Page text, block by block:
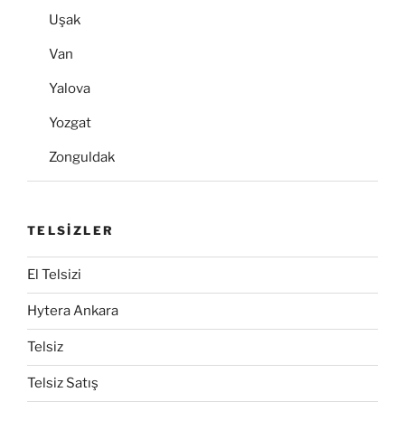
Uşak
Van
Yalova
Yozgat
Zonguldak
TELSİZLER
El Telsizi
Hytera Ankara
Telsiz
Telsiz Satış